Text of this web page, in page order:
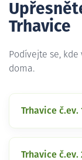
Trhavice
Podívejte se,
doma.
Trhavice č.ev.
Trhavice č.ev.